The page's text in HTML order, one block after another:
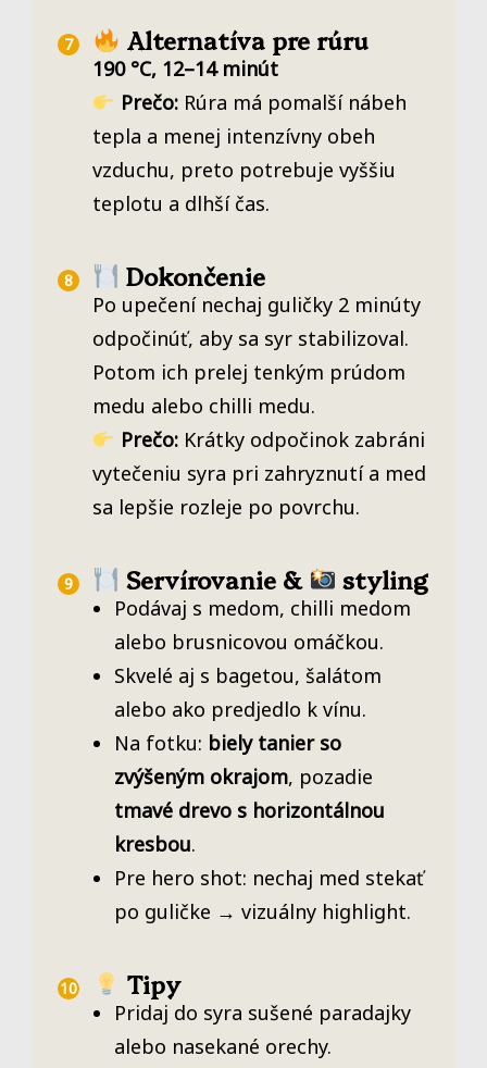
Alternatíva pre rúru
190 °C, 12–14 minút
Prečo:Rúra má pomalší nábeh
tepla a menej intenzívny obeh
vzduchu, preto potrebuje vyššiu
teplotu a dlhší čas.
Dokončenie
Po upečení nechaj guličky 2 minúty
odpočinúť, aby sa syr stabilizoval.
Potom ich prelej tenkým prúdom
medu alebo chilli medu.
Prečo:Krátky odpočinok zabráni
vytečeniu syra pri zahryznutí a med
sa lepšie rozleje po povrchu.
Servírovanie & styling
Podávaj s medom, chilli medom
alebo brusnicovou omáčkou.
Skvelé aj s bagetou, šalátom
alebo ako predjedlo k vínu.
Na fotku: biely tanier so
zvýšeným okrajom, pozadie
tmavé drevo s horizontálnou
kresbou.
Pre hero shot: nechaj med stekať
po guličke → vizuálny highlight.
Tipy
Pridaj do syra sušené paradajky
alebo nasekané orechy.